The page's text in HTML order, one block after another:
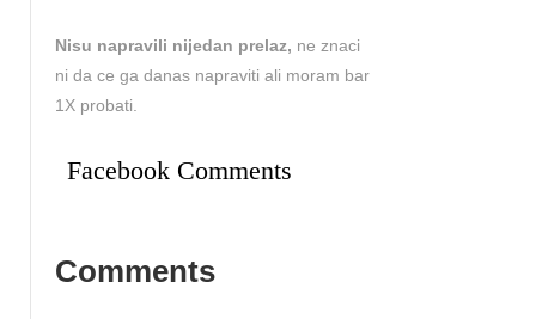
Nisu napravili nijedan prelaz, ne znaci
ni da ce ga danas napraviti ali moram bar
1X probati.
Facebook Comments
Comments